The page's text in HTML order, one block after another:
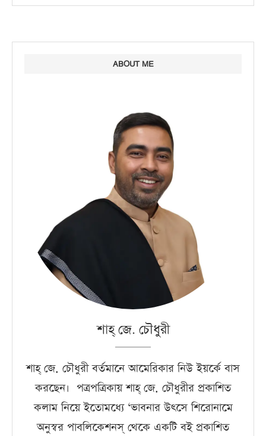
ABOUT ME
শাহ্‌ জে. চৌধুরী
শাহ্‌ জে. চৌধুরী বর্তমানে আমেরিকার নিউ ইয়র্কে বাস
করছেন। পত্রপত্রিকায় শাহ্‌ জে. চৌধুরীর প্রকাশিত
কলাম নিয়ে ইতোমধ্যে ‘ভাবনার উৎসে শিরোনামে
অনুস্বর পাবলিকেশনস্‌ থেকে একটি বই প্রকাশিত